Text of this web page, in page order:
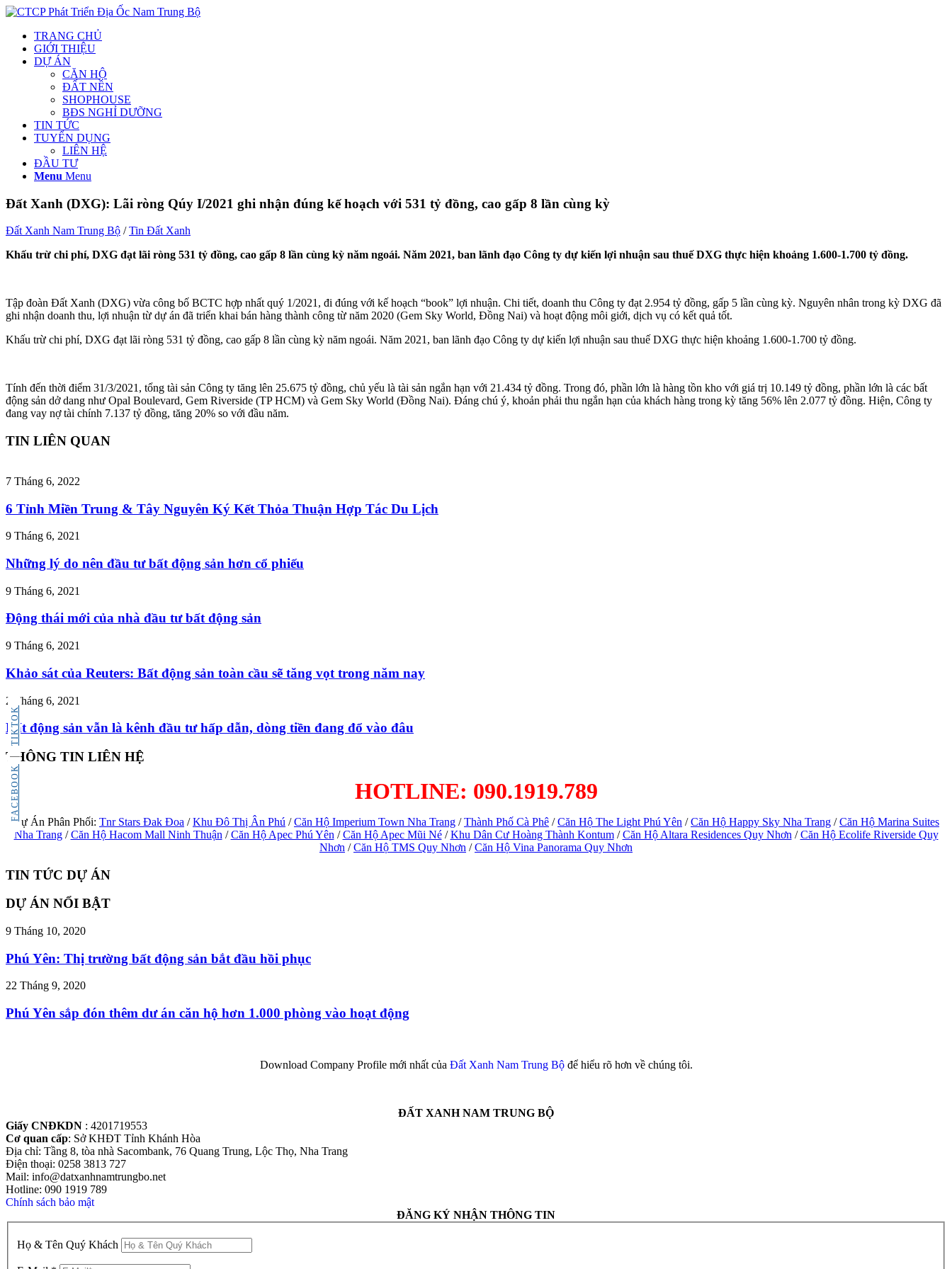
FACEBOOK
TIKTOK
TRANG CHỦ
GIỚI THIỆU
DỰ ÁN
CĂN HỘ
ĐẤT NỀN
SHOPHOUSE
BĐS NGHỈ DƯỠNG
TIN TỨC
TUYỂN DỤNG
LIÊN HỆ
ĐẦU TƯ
Menu Menu
Đất Xanh (DXG): Lãi ròng Qúy I/2021 ghi nhận đúng kế hoạch với 531 tỷ đồng, cao gấp 8 lần cùng kỳ
Đất Xanh Nam Trung Bộ /Tin Đất Xanh
Khấu trừ chi phí, DXG đạt lãi ròng 531 tỷ đồng, cao gấp 8 lần cùng kỳ năm ngoái. Năm 2021, ban lãnh đạo Công ty dự kiến lợi nhuận sau thuế DXG thực hiện khoảng 1.600-1.700 tỷ đồng.
Tập đoàn Đất Xanh (DXG) vừa công bố BCTC hợp nhất quý 1/2021, đi đúng với kế hoạch “book” lợi nhuận. Chi tiết, doanh thu Công ty đạt 2.954 tỷ đồng, gấp 5 lần cùng kỳ. Nguyên nhân trong kỳ DXG đã
ghi nhận doanh thu, lợi nhuận từ dự án đã triển khai bán hàng thành công từ năm 2020 (Gem Sky World, Đồng Nai) và hoạt động môi giới, dịch vụ có kết quả tốt.
Khấu trừ chi phí, DXG đạt lãi ròng 531 tỷ đồng, cao gấp 8 lần cùng kỳ năm ngoái. Năm 2021, ban lãnh đạo Công ty dự kiến lợi nhuận sau thuế DXG thực hiện khoảng 1.600-1.700 tỷ đồng.
Tính đến thời điểm 31/3/2021, tổng tài sản Công ty tăng lên 25.675 tỷ đồng, chủ yếu là tài sản ngắn hạn với 21.434 tỷ đồng. Trong đó, phần lớn là hàng tồn kho với giá trị 10.149 tỷ đồng, phần lớn là các bất
động sản dở dang như Opal Boulevard, Gem Riverside (TP HCM) và Gem Sky World (Đồng Nai). Đáng chú ý, khoản phải thu ngắn hạn của khách hàng trong kỳ tăng 56% lên 2.077 tỷ đồng. Hiện, Công ty
đang vay nợ tài chính 7.137 tỷ đồng, tăng 20% so với đầu năm.
TIN LIÊN QUAN
7 Tháng 6, 2022
6 Tỉnh Miền Trung & Tây Nguyên Ký Kết Thỏa Thuận Hợp Tác Du Lịch
9 Tháng 6, 2021
Những lý do nên đầu tư bất động sản hơn cổ phiếu
9 Tháng 6, 2021
Động thái mới của nhà đầu tư bất động sản
9 Tháng 6, 2021
Khảo sát của Reuters: Bất động sản toàn cầu sẽ tăng vọt trong năm nay
2 Tháng 6, 2021
Bất động sản vẫn là kênh đầu tư hấp dẫn, dòng tiền đang đổ vào đâu
THÔNG TIN LIÊN HỆ
HOTLINE: 090.1919.789
Dự Án Phân Phối: Tnr Stars Đak Đoa /Khu Đô Thị Ân Phú /Căn Hộ Imperium Town Nha Trang /Thành Phố Cà Phê /Căn Hộ The Light Phú Yên /Căn Hộ Happy Sky Nha Trang /Căn Hộ Marina Suites
Nha Trang/Căn Hộ Hacom Mall Ninh Thuận /Căn Hộ Apec Phú Yên /Căn Hộ Apec Mũi Né/Khu Dân Cư Hoàng Thành Kontum/Căn Hộ Altara Residences Quy Nhơn /Căn Hộ Ecolife Riverside Quy
Nhơn /Căn Hộ TMS Quy Nhơn /Căn Hộ Vina Panorama Quy Nhơn
TIN TỨC DỰ ÁN
DỰ ÁN NỔI BẬT
9 Tháng 10, 2020
Phú Yên: Thị trường bất động sản bắt đầu hồi phục
22 Tháng 9, 2020
Phú Yên sắp đón thêm dư án căn hộ hơn 1.000 phòng vào hoạt động
Download Company Profile mới nhất của Đất Xanh Nam Trung Bộđể hiểu rõ hơn về chúng tôi.
ĐẤT XANH NAM TRUNG BỘ
Giấy CNĐKDN : 4201719553
Cơ quan cấp: Sở KHĐT Tỉnh Khánh Hòa
Địa chỉ: Tầng 8, tòa nhà Sacombank, 76 Quang Trung, Lộc Thọ, Nha Trang
Điện thoại: 0258 3813 727
Mail: info@datxanhnamtrungbo.net
Hotline: 090 1919 789
Chính sách bảo mật
ĐĂNG KÝ NHẬN THÔNG TIN
Họ & Tên Quý Khách